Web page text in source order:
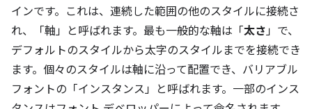
インです。これは、連続した範囲の他のスタイルに接続さ
れ、「軸」と呼ばれます。最も一般的な軸は「 太さ」で、
デフォルトのスタイルから太字のスタイルまでを接続でき
ます。個々のスタイルは軸に沿って配置でき、バリアブル
フォントの「インスタンス」と呼ばれます。一部のインス